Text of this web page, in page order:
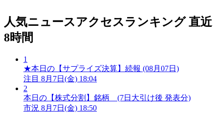
人気ニュースアクセスランキング 直近
8時間
1
★本日の【サプライズ決算】続報 (08月07日)
注目 8月7日(金) 18:04
2
本日の【株式分割】銘柄 (7日大引け後 発表分)
市況 8月7日(金) 18:50